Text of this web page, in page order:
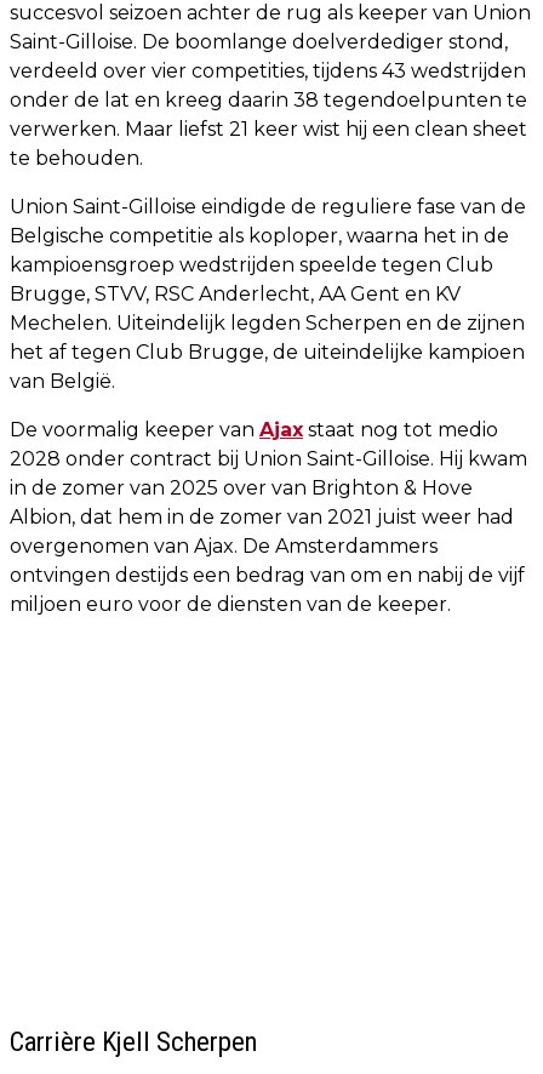
succesvol seizoen achter de rug als keeper van Union
Saint-Gilloise. De boomlange doelverdediger stond,
verdeeld over vier competities, tijdens 43 wedstrijden
onder de lat en kreeg daarin 38 tegendoelpunten te
verwerken. Maar liefst 21 keer wist hij een clean sheet
te behouden.
Union Saint-Gilloise eindigde de reguliere fase van de
Belgische competitie als koploper, waarna het in de
kampioensgroep wedstrijden speelde tegen Club
Brugge, STVV, RSC Anderlecht, AA Gent en KV
Mechelen. Uiteindelijk legden Scherpen en de zijnen
het af tegen Club Brugge, de uiteindelijke kampioen
van België.
De voormalig keeper van Ajax staat nog tot medio
2028 onder contract bij Union Saint-Gilloise. Hij kwam
in de zomer van 2025 over van Brighton & Hove
Albion, dat hem in de zomer van 2021 juist weer had
overgenomen van Ajax. De Amsterdammers
ontvingen destijds een bedrag van om en nabij de vijf
miljoen euro voor de diensten van de keeper.
Carrière Kjell Scherpen